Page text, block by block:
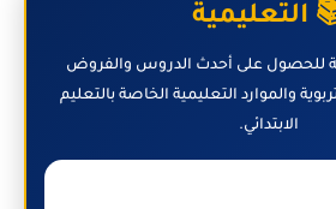
التعليمية
للحصول على أحدث الدروس والفروض
والموارد التعليمية الخاصة بالتعليم
الابتدائي.